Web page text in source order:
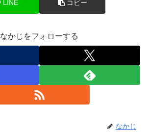
LINE コピー
なかじをフォローする
なかじ